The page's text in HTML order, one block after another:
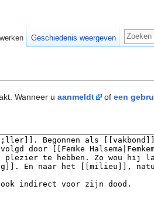
Wanneer u aanmeldt of een
Geschiedenis weergeven